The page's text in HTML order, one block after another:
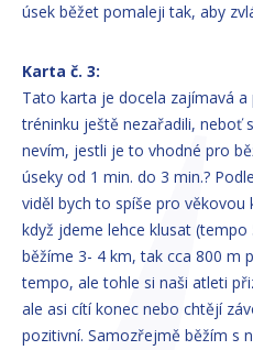
úsek běžet pomaleji tak, aby
Karta č. 3:
Tato karta je docela zajímavá
tréninku ještě nezařadili, neboť
nevím, jestli je to vhodné pro
úseky od 1 min. do 3 min.?
viděl bych to spíše pro věkovou
když jdeme lehce klusat (tempo
běžíme 3- 4 km, tak cca 800 m
tempo, ale tohle si naši atleti
ale asi cítí konec nebo chtějí
pozitivní. Samozřejmě běžím s